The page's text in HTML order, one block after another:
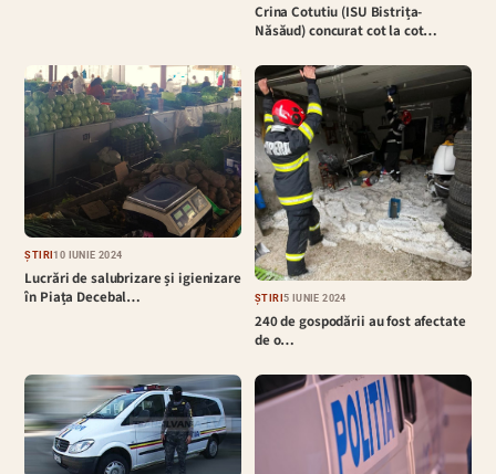
Crina Cotutiu (ISU Bistrița-
Năsăud) concurat cot la cot…
ȘTIRI10 IUNIE 2024
Lucrări de salubrizare și igienizare
în Piața Decebal…
ȘTIRI5 IUNIE 2024
240 de gospodării au fost afectate
de o…